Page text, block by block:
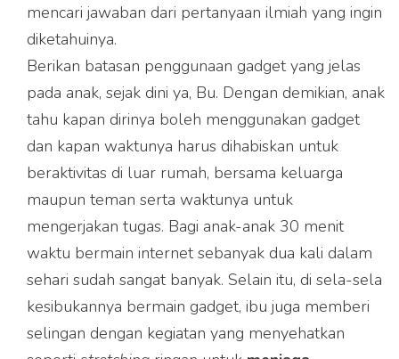
Produk Curcuma Plus
dapat dibeli melalui
partner e-commerce kami
mencari jawaban dari pertanyaan ilmiah yang ingin
diketahuinya.
Berikan batasan penggunaan gadget yang jelas
pada anak, sejak dini ya, Bu. Dengan demikian, anak
tahu kapan dirinya boleh menggunakan gadget
dan kapan waktunya harus dihabiskan untuk
beraktivitas di luar rumah, bersama keluarga
maupun teman serta waktunya untuk
mengerjakan tugas. Bagi anak-anak 30 menit
waktu bermain internet sebanyak dua kali dalam
sehari sudah sangat banyak. Selain itu, di sela-sela
kesibukannya bermain gadget, ibu juga memberi
selingan dengan kegiatan yang menyehatkan